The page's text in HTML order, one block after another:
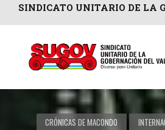
SINDICATO UNITARIO DE LA
CRÓNICAS DE MACONDO